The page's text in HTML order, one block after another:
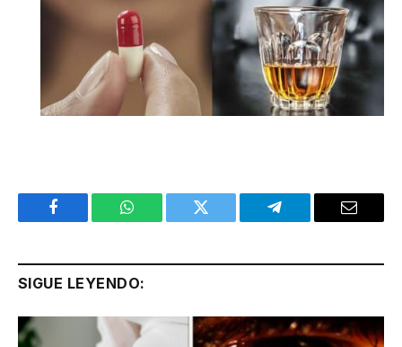
Facebook WhatsApp Twitter Telegram Email
SIGUE LEYENDO: